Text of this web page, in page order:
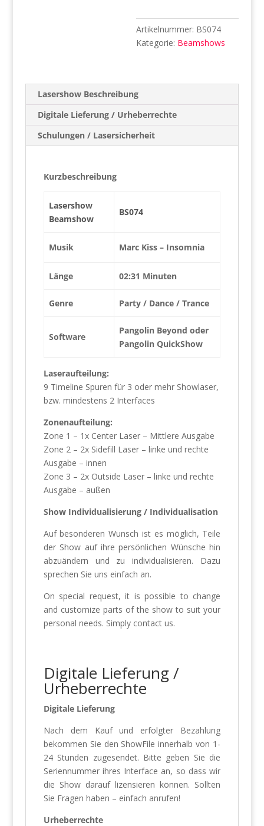
Artikelnummer: BS074
Kategorie: Beamshows
Lasershow Beschreibung
Digitale Lieferung / Urheberrechte
Schulungen / Lasersicherheit
Kurzbeschreibung
Lasershow
Beamshow
BS074
Musik Marc Kiss – Insomnia
Länge 02:31 Minuten
Genre Party / Dance / Trance
Software
Pangolin Beyond oder
Pangolin QuickShow
Laseraufteilung:
9 Timeline Spuren für 3 oder mehr Showlaser,
bzw. mindestens 2 Interfaces
Zonenaufteilung:
Zone 1 – 1x Center Laser – Mittlere Ausgabe
Zone 2 – 2x Sidefill Laser – linke und rechte
Ausgabe – innen
Zone 3 – 2x Outside Laser – linke und rechte
Ausgabe – außen
Show Individualisierung / Individualisation
Auf besonderen Wunsch ist es möglich, Teile
der Show auf ihre persönlichen Wünsche hin
abzuändern und zu individualisieren. Dazu
sprechen Sie uns einfach an.
On special request, it is possible to change
and customize parts of the show to suit your
personal needs. Simply contact us.
Digitale Lieferung /
Urheberrechte
Digitale Lieferung
Nach dem Kauf und erfolgter Bezahlung
bekommen Sie den ShowFile innerhalb von 1-
24 Stunden zugesendet. Bitte geben Sie die
Seriennummer ihres Interface an, so dass wir
die Show darauf lizensieren können. Sollten
Sie Fragen haben – einfach anrufen!
Urheberrechte